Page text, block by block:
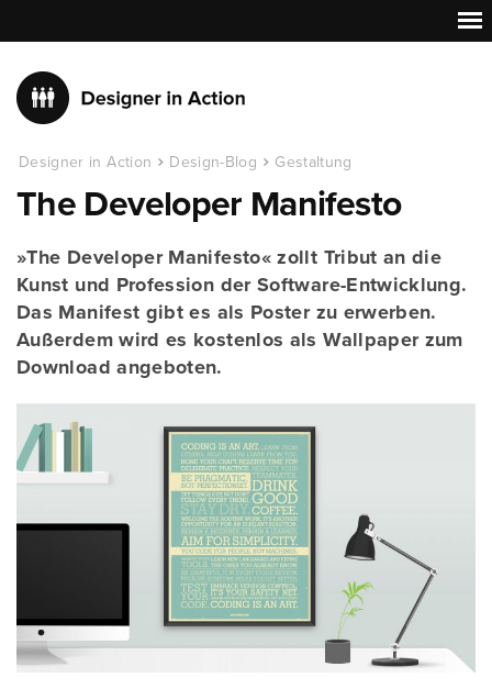
Designer in Action Design-Blog Gestaltung
The Developer Manifesto
»The Developer Manifesto« zollt Tribut an die
Kunst und Profession der Software-Entwicklung.
Das Manifest gibt es als Poster zu erwerben.
Außerdem wird es kostenlos als Wallpaper zum
Download angeboten.